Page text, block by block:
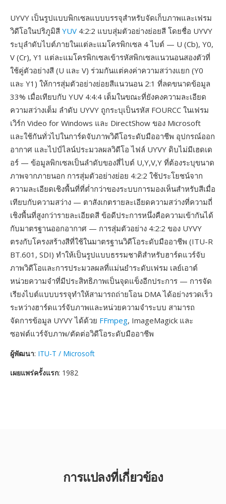
UYVY เป็นรูปแบบพิกเซลแบบบรรจุสำหรับจัดเก็บภาพและเฟรม
วิดีโอในปริภูมิสี YUV 4:2:2 แบบสุ่มตัวอย่างย่อยสี โดยชื่อ UYVY
ระบุลำดับไบต์ภายในแต่ละแมโครพิกเซล 4 ไบต์ — U (Cb), Y0,
V (Cr), Y1 แต่ละแมโครพิกเซลเข้ารหัสพิกเซลแนวนอนสองตัวที่
ใช้คู่ตัวอย่างสี (U และ V) ร่วมกันแต่คงค่าความสว่างแยก (Y0
และ Y1) ให้การสุ่มตัวอย่างย่อยสีแนวนอน 2:1 ที่ลดขนาดข้อมูล
33% เมื่อเทียบกับ YUV 4:4:4 เต็มในขณะที่ยังคงความละเอียด
ความสว่างเต็ม ลำดับ UYVY ถูกระบุเป็นรหัส FOURCC ในเฟรม
เวิร์ก Video for Windows และ DirectShow ของ Microsoft
และใช้กันทั่วไปในการ์ดจับภาพวิดีโอระดับมืออาชีพ อุปกรณ์ออก
อากาศ และไปป์ไลน์ประมวลผลวิดีโอ ไฟล์ UYVY ดิบไม่มีเฮดเด
อร์ — ข้อมูลพิกเซลเป็นลำดับของสี่ไบต์ U,Y,V,Y ที่ต้องระบุขนาด
ภาพจากภายนอก การสุ่มตัวอย่างย่อย 4:2:2 ใช้ประโยชน์จาก
ความละเอียดเชิงพื้นที่ที่ต่ำกว่าของระบบการมองเห็นสำหรับสีเมื่อ
เทียบกับความสว่าง — ตาสังเกตรายละเอียดความสว่างที่ความถี่
เชิงพื้นที่สูงกว่ารายละเอียดสี ข้อดีประการหนึ่งคือความเข้ากันได้
กับมาตรฐานออกอากาศ — การสุ่มตัวอย่าง 4:2:2 ของ UYVY
ตรงกับโครงสร้างสีที่ใช้ในมาตรฐานวิดีโอระดับมืออาชีพ (ITU-R
BT.601, SDI) ทำให้เป็นรูปแบบธรรมชาติสำหรับฮาร์ดแวร์จับ
ภาพวิดีโอและการประมวลผลที่แม่นยำระดับเฟรม เลย์เอาต์
หน่วยความจำที่มีประสิทธิภาพเป็นจุดแข็งอีกประการ — การจัด
เรียงไบต์แบบบรรจุทำให้สามารถถ่ายโอน DMA ได้อย่างรวดเร็ว
ระหว่างฮาร์ดแวร์จับภาพและหน่วยความจำระบบ สามารถ
จัดการข้อมูล UYVY ได้ด้วย FFmpeg, ImageMagick และ
ซอฟต์แวร์จับภาพ/ตัดต่อวิดีโอระดับมืออาชีพ
ผู้พัฒนา: ITU-T / Microsoft
เผยแพร่ครั้งแรก: 1982
การแปลงที่เกี่ยวข้อง